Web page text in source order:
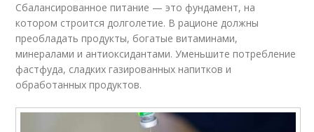
Сбалансированное питание — это фундамент, на
котором строится долголетие. В рационе должны
преобладать продукты, богатые витаминами,
минералами и антиоксидантами. Уменьшите потребление
фастфуда, сладких газированных напитков и
обработанных продуктов.